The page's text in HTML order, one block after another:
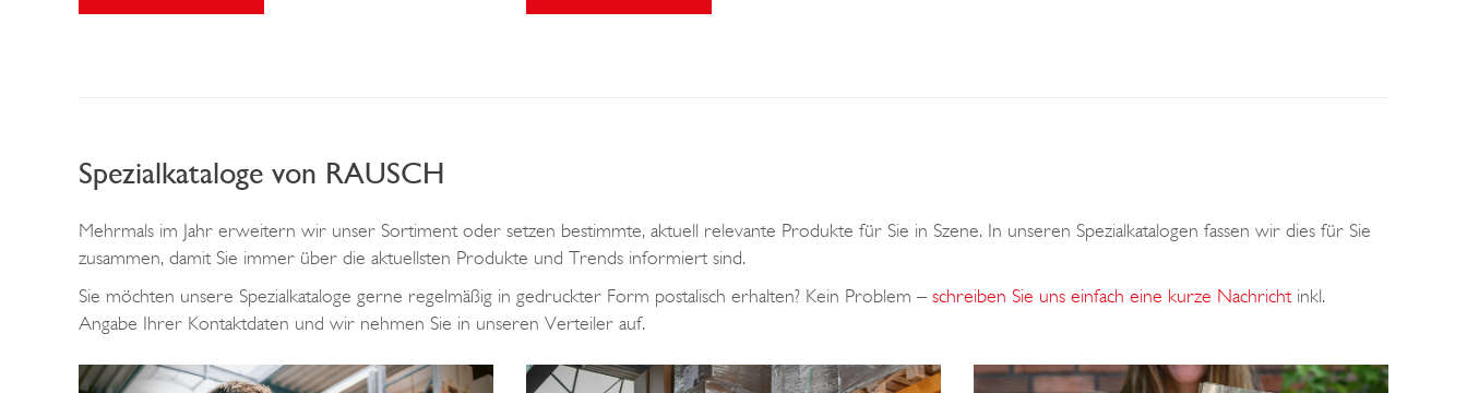
Spezialkataloge von RAUSCH
Mehrmals im Jahr erweitern wir unser Sortiment oder setzen bestimmte, aktuell relevante Produkte für Sie in Szene. In unseren Spezialkatalogen fassen wir dies für Sie
zusammen, damit Sie immer über die aktuellsten Produkte und Trends informiert sind.
Sie möchten unsere Spezialkataloge gerne regelmäßig in gedruckter Form postalisch erhalten? Kein Problem – schreiben Sie uns einfach eine kurze Nachrichtinkl.
Angabe Ihrer Kontaktdaten und wir nehmen Sie in unseren Verteiler auf.